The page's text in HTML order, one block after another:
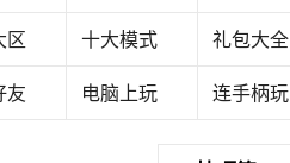
区
十大模式 礼包大全
友
电脑上玩 连手柄玩